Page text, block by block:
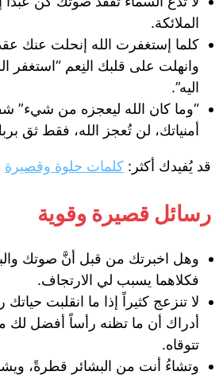
الملائكة.
‏كلما إستغفرت الله إنحلت عنك
وانهلت على قلبك النِعم “استغفر
اليه”.
“وما كان الله ليعجزه من شيء”
أمنياتك، لن تُعجز الله، فقط ثق
قد يُفيدك أكثر: كلمات حلوة وقصيرة
رسائل قصيرة وقوية
وهل اخبرتك من قبل أنَّ صوتك
فكلاهما يسبب لي الارتجاف.
لا تنزعج كثيراً إذا ما انقلبت
أدراك أن ما تظنه رأساً أفضل لك
تتوقاه.
‏وتشاءُ أنت من البشائر قطرةً،